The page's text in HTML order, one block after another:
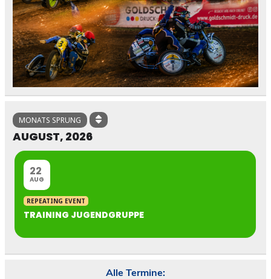
MONATS SPRUNG
AUGUST, 2026
22
AUG
REPEATING EVENT
TRAINING JUGENDGRUPPE
Alle Termine: